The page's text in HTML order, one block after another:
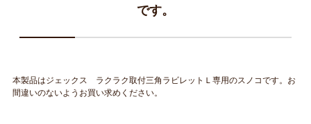
です。
本製品はジェックス ラクラク取付三角ラビレットＬ専用のスノコです。お
間違いのないようお買い求めください。